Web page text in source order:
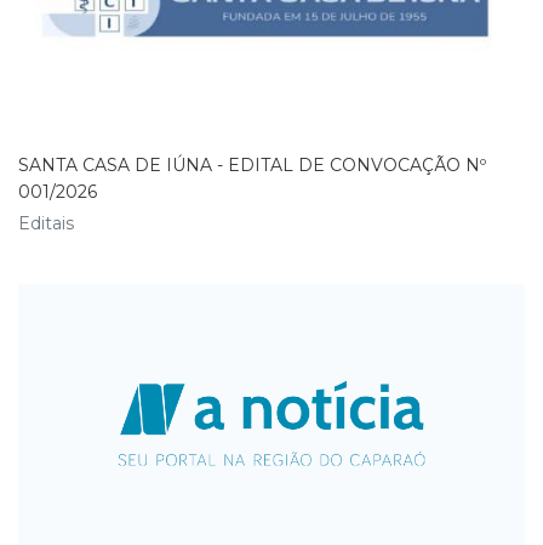
SANTA CASA DE IÚNA - EDITAL DE CONVOCAÇÃO Nº
001/2026
Editais